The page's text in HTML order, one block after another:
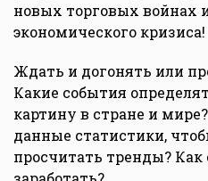
новых торговых войнах
экономического кризиса!
Ждать и догонять или
Какие события
картину в стране и
данные статистики,
просчитать тренды? Как